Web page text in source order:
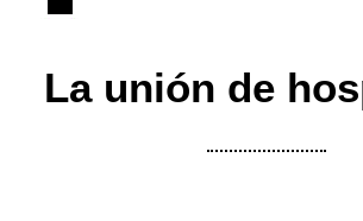
La unión de